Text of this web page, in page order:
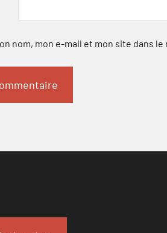
nom, mon e-mail et mon site dans